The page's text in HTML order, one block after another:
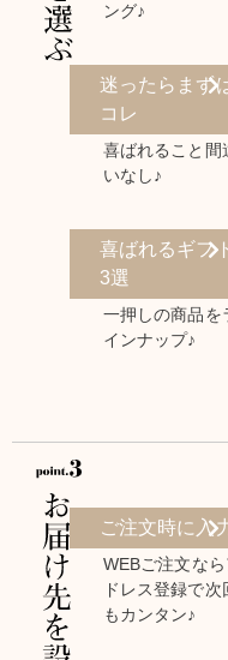
ング♪
迷ったらまず
コレ
喜ばれること間
いなし♪
喜ばれるギフ
3選
一押しの商品を
インナップ♪
ご注文時に入
WEBご注文なら
ドレス登録で次
もカンタン♪